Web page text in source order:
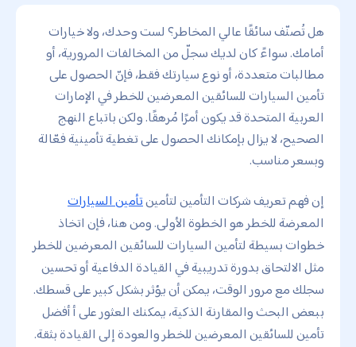
هل تُصنّف سائقًا عالي المخاطر؟ لست وحدك، ولا خيارات
أمامك. سواءً كان لديك سجلّ من المخالفات المرورية، أو
مطالبات متعددة، أو نوع سيارتك فقط، فإنّ الحصول على
تأمين السيارات للسائقين المعرضين للخطر في الإمارات
العربية المتحدة قد يكون أمرًا مُرهقًا. ولكن باتباع النهج
الصحيح، لا يزال بإمكانك الحصول على تغطية تأمينية فعّالة
وبسعر مناسب.
إن فهم تعريف شركات التأمين لتأمينتأمين السيارات
المعرضة للخطر هو الخطوة الأولى. ومن هنا، فإن اتخاذ
خطوات بسيطة لتأمين السيارات للسائقين المعرضين للخطر
مثل الالتحاق بدورة تدريبية في القيادة الدفاعية أو تحسين
سجلك مع مرور الوقت، يمكن أن يؤثر بشكل كبير على قسطك.
ببعض البحث والمقارنة الذكية، يمكنك العثور على أ أفضل
تأمين للسائقين المعرضين للخطر والعودة إلى القيادة بثقة.